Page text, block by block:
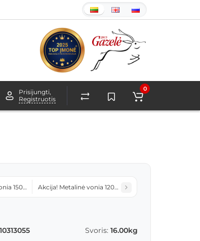
Prisijungti,
Registruotis
0
150cm su nežymiais transportavimo įbrėžimais
Akcija! Metalinė vonia 120cm su nežymiais
Svoris: 16.00kg